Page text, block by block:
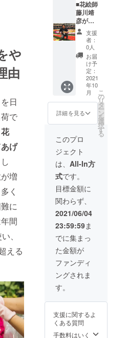
や
由
日
で
げ
増
く
に
間
、
える
献を主軸に
活動を行っ
ている。
株式会社イ
ラータアソ
シエイツ 代
表取締役社
長／エンジ
ン０１ 文
会員／日本
ディスプレ
イクリエイ
ター協会 ア
ンバサダー
／ クリエ
イティブユ
ニットPAL
主宰
ト 桂川
桃子さ
んが表
紙を描
き下ろ
した、
世界に1
冊だけ
の「お
花のス
ケッチ
ブッ
ク」。
桂川桃
子さん
が1冊1
冊、表
紙を描
きお届
けしま
す。
■花絵師
藤川靖
彦がつ
くる
オー
ダーメ
イド
「イン
フィオ
ラー
タ」 世
界的な
花絵師
として
国内外
で活動
する藤
川靖彦
が、ご
指定の
場所で
オー
ダーメ
イドの
「イン
フィオ
ラー
タ」を
つくり
ます。
デザイ
ン・花
材・制
作全て
す。作
イズは1
㎡。制
作には3
支援
者：
0人
お届
け予
定：
2021
年10
月
詳細を見る
こ
の
リ
タ
ー
ン
を
選
択
す
る
このプロ
ジェクト
は、 All-In方
式です。
目標金額に
関わらず、
2021/06/04
23:59:59ま
でに集まっ
た金額が
ファンディ
ングされま
す。
支援に関するよ
くある質問
手数料はいく